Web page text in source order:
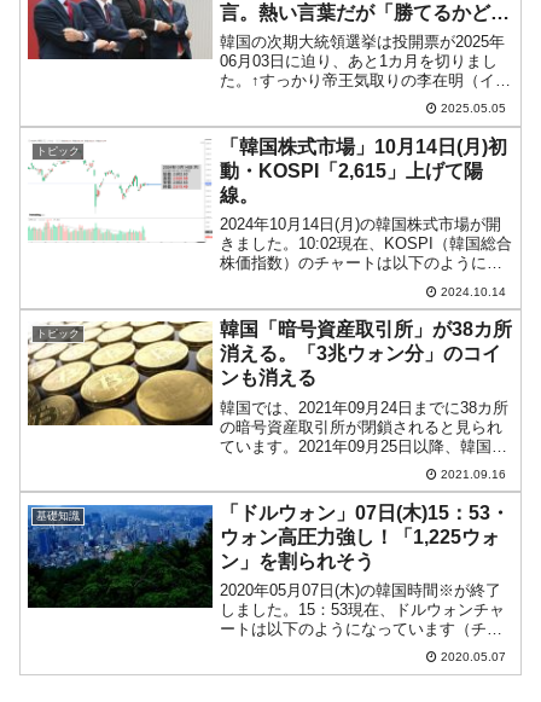
言。熱い言葉だが「勝てるかどう
か」が問題
韓国の次期大統領選挙は投開票が2025年
06月03日に迫り、あと1カ月を切りまし
た。↑すっかり帝王気取りの李在明（イ・
ジェミョン）さん。最大野党『共に民主
党』の統一候補は、前科4犯、生来のうそ
つきである李在明（イ・ジェミョン）さ
んですが、一...
2025.05.05
トピック
「韓国株式市場」10月14日(月)初
動・KOSPI「2,615」上げて陽
線。
2024年10月14日(月)の韓国株式市場が開
きました。10:02現在、KOSPI（韓国総合
株価指数）のチャートは以下のようにな
『Investing.com』より引用）。アゲ始ま
りで陽線。KOSPIは「2,615」まで...
2024.10.14
トピック
韓国「暗号資産取引所」が38カ所
消える。「3兆ウォン分」のコイ
ンも消える
韓国では、2021年09月24日までに38カ所
の暗号資産取引所が閉鎖されると見られ
ています。2021年09月25日以降、韓国内
で営業できる暗号資産取引所は当局に認
可されたところだけになります。09月24
日までに申請書を出して認可されなけれ
ば...
2021.09.16
基礎知識
「ドルウォン」07日(木)15：53・
ウォン高圧力強し！「1,225ウォ
ン」を割られそう
2020年05月07日(木)の韓国時間※が終了
しました。15：53現在、ドルウォンチャ
ートは以下のようになっています（チャ
ートは『Investing.com』より引用：以下
同）。ウォン高圧力が強力で、ローソク
2020.05.07